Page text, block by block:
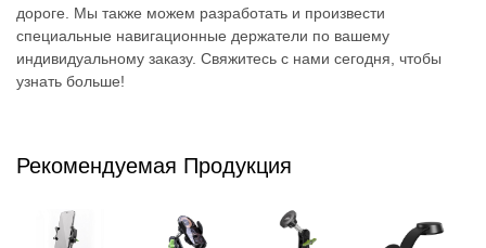
дороге. Мы также можем разработать и произвести
специальные навигационные держатели по вашему
индивидуальному заказу. Свяжитесь с нами сегодня, чтобы
узнать больше!
Рекомендуемая Продукция